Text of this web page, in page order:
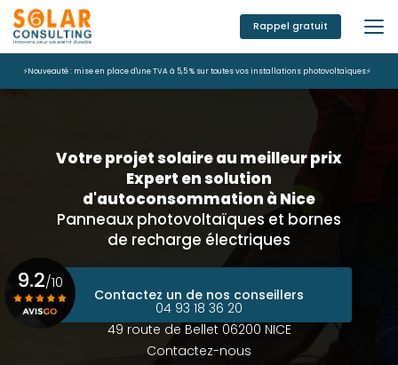
Aller
au
contenu
principal
⚡Nouveauté : mise en place d'une TVA à 5,5 % sur toutes vos installations photovoltaïques⚡
Rappel gratuit
Votre projet solaire au meilleur prix
Expert en solution
d'autoconsommation à Nice
Panneaux photovoltaïques et bornes
de recharge électriques
Contactez un de nos conseillers
04 93 18 36 20
49 route de Bellet 06200 NICE
Contactez-nous
9.2/10